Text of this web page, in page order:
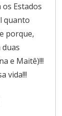
Estados
quanto
porque,
e Maitê)!!!
vida!!!